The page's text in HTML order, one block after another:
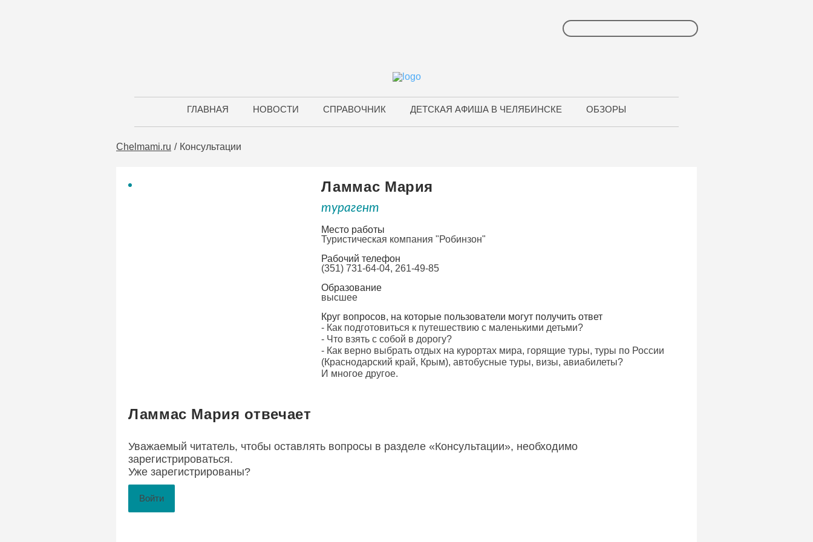
ГЛАВНАЯ НОВОСТИ СПРАВОЧНИК ДЕТСКАЯ АФИША В ЧЕЛЯБИНСКЕ ОБЗОРЫ
Chelmami.ru Консультации
Ламмас Мария
турагент
Место работы
Туристическая компания "Робинзон"
Рабочий телефон
(351) 731-64-04, 261-49-85
Образование
высшее
Круг вопросов, на которые пользователи могут получить ответ
- Как подготовиться к путешествию с маленькими детьми?
- Что взять с собой в дорогу?
- Как верно выбрать отдых на курортах мира, горящие туры, туры по России
(Краснодарский край, Крым), автобусные туры, визы, авиабилеты?
И многое другое.
Ламмас Мария отвечает
Уважаемый читатель, чтобы оставлять вопросы в разделе «Консультации», необходимо
зарегистрироваться.
Уже зарегистрированы?
Войти